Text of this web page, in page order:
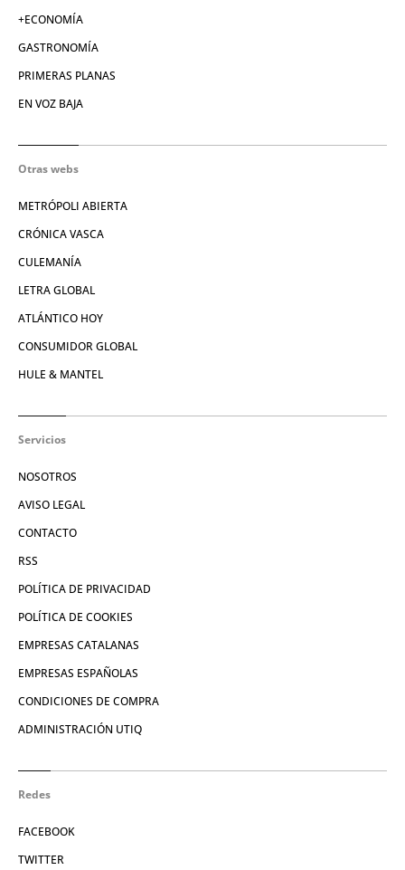
+ECONOMÍA
GASTRONOMÍA
PRIMERAS PLANAS
EN VOZ BAJA
Otras webs
METRÓPOLI ABIERTA
CRÓNICA VASCA
CULEMANÍA
LETRA GLOBAL
ATLÁNTICO HOY
CONSUMIDOR GLOBAL
HULE & MANTEL
Servicios
NOSOTROS
AVISO LEGAL
CONTACTO
RSS
POLÍTICA DE PRIVACIDAD
POLÍTICA DE COOKIES
EMPRESAS CATALANAS
EMPRESAS ESPAÑOLAS
CONDICIONES DE COMPRA
ADMINISTRACIÓN UTIQ
Redes
FACEBOOK
TWITTER